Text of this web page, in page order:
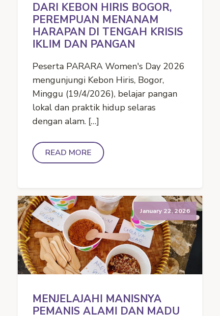
DARI KEBON HIRIS BOGOR,
PEREMPUAN MENANAM
HARAPAN DI TENGAH KRISIS
IKLIM DAN PANGAN
Peserta PARARA Women's Day 2026
mengunjungi Kebon Hiris, Bogor,
Minggu (19/4/2026), belajar pangan
lokal dan praktik hidup selaras
dengan alam. […]
READ MORE
January 22, 2026
MENJELAJAHI MANISNYA
PEMANIS ALAMI DAN MADU